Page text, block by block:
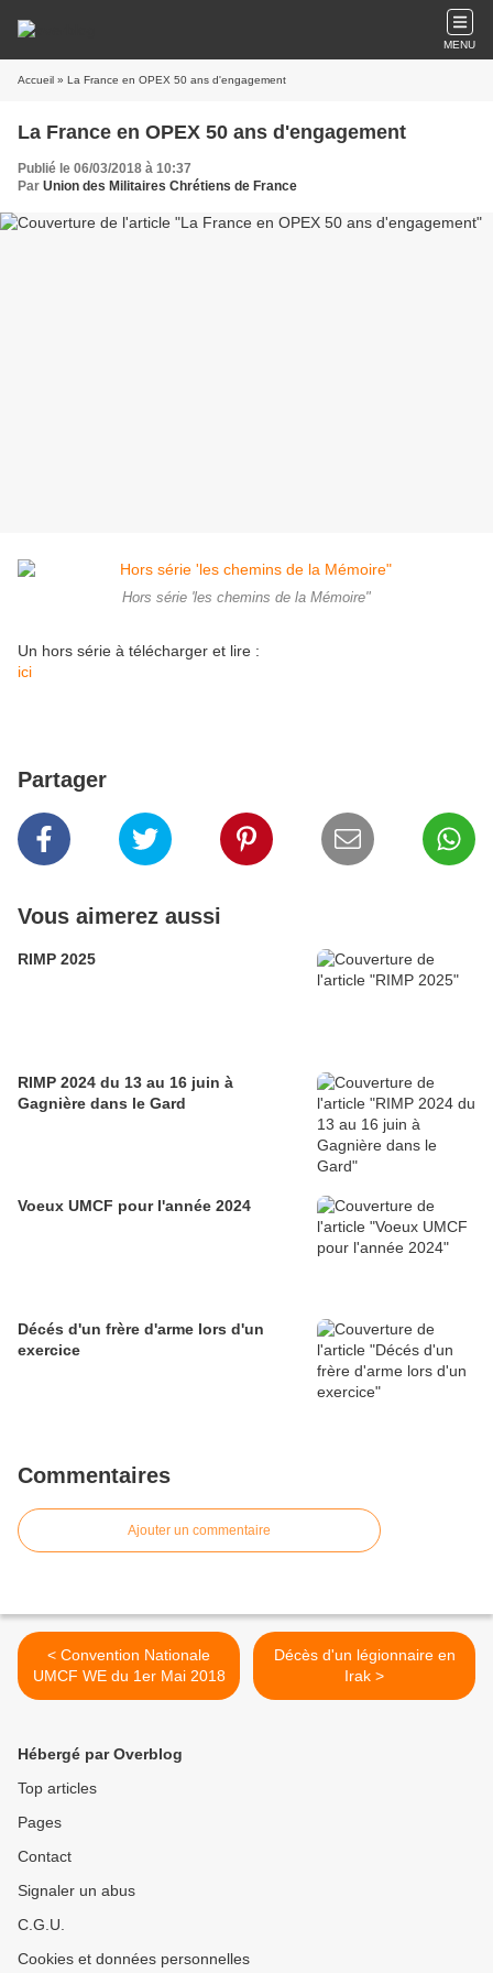
MENU
Accueil » La France en OPEX 50 ans d'engagement
La France en OPEX 50 ans d'engagement
Publié le 06/03/2018 à 10:37
Par Union des Militaires Chrétiens de France
Hors série 'les chemins de la Mémoire"
Un hors série à télécharger et lire :
ici
Partager
Vous aimerez aussi
RIMP 2025
RIMP 2024 du 13 au 16 juin à
Gagnière dans le Gard
Voeux UMCF pour l'année 2024
Décés d'un frère d'arme lors d'un
exercice
Commentaires
Ajouter un commentaire
< Convention Nationale
UMCF WE du 1er Mai 2018
Décès d'un légionnaire en
Irak >
Hébergé par Overblog
Top articles
Pages
Contact
Signaler un abus
C.G.U.
Cookies et données personnelles